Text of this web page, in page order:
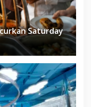
Saturday